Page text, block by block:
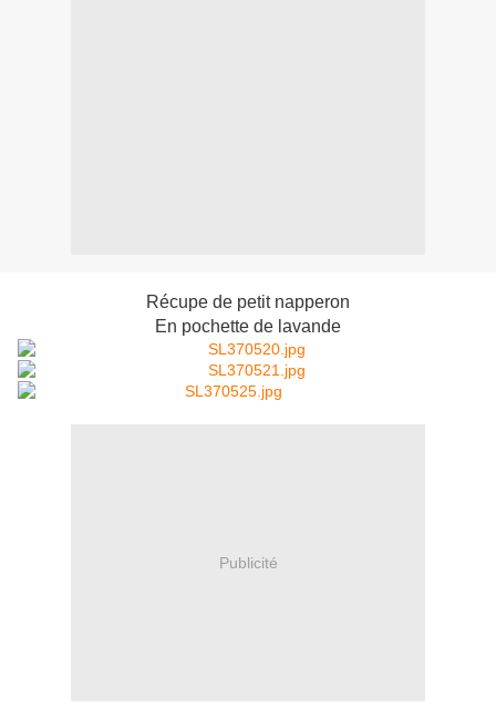
Récupe de petit napperon
En pochette de lavande
Publicité